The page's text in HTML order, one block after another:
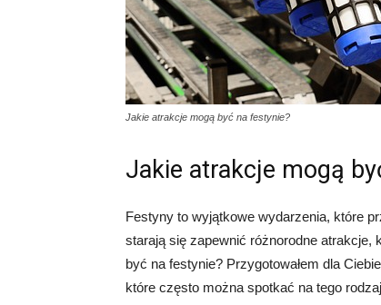
Jakie atrakcje mogą być na festynie?
Jakie atrakcje mogą
Festyny to wyjątkowe wydarzenia, które
starają się zapewnić różnorodne
być na festynie? Przygotowałem dla
które często można spotkać na tego